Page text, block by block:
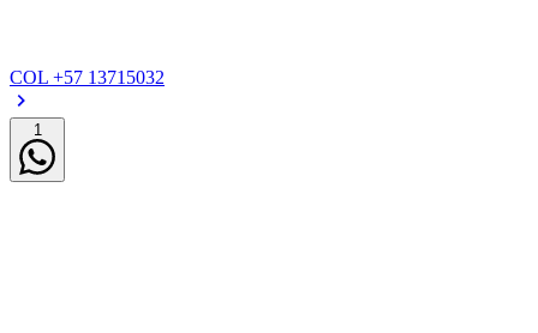
COL +57 13715032
1